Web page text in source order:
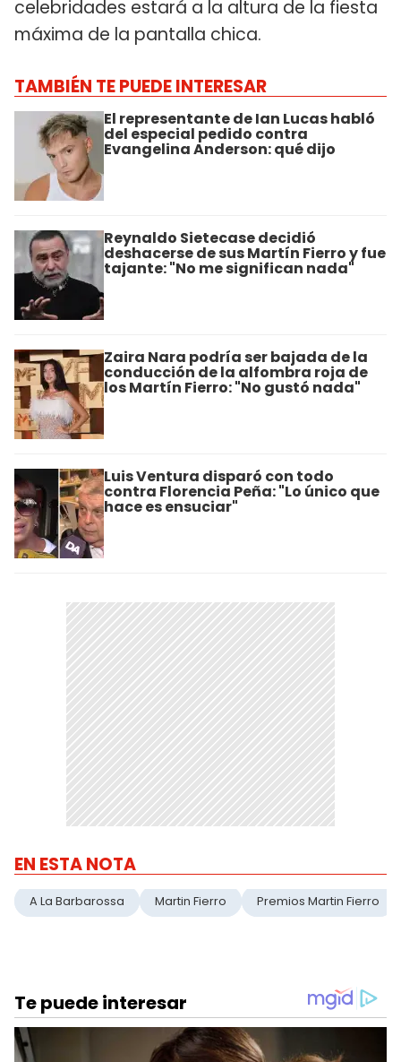
celebridades estará a la altura de la fiesta
máxima de la pantalla chica.
TAMBIÉN TE PUEDE INTERESAR
El representante de Ian Lucas habló
del especial pedido contra
Evangelina Anderson: qué dijo
Reynaldo Sietecase decidió
deshacerse de sus Martín Fierro y fue
tajante: "No me significan nada"
Zaira Nara podría ser bajada de la
conducción de la alfombra roja de
los Martín Fierro: "No gustó nada"
Luis Ventura disparó con todo
contra Florencia Peña: "Lo único que
hace es ensuciar"
EN ESTA NOTA
A La Barbarossa Martin Fierro Premios Martin Fierro